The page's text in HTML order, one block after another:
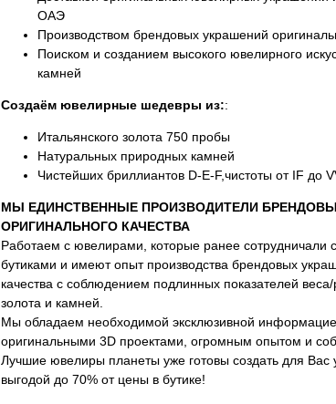
ОАЭ
Производством брендовых украшений
Поиском и созданием высокого ювелирного
камней
Создаём ювелирные шедевры из::
Итальянского золота 750 пробы
Натуральных природных камней
Чистейших бриллиантов D-E-F,чистоты от IF до
МЫ ЕДИНСТВЕННЫЕ ПРОИЗВОДИТЕЛИ
ОРИГИНАЛЬНОГО КАЧЕСТВА
Работаем с ювелирами, которые ранее
бутиками и имеют опыт производства брендовых
качества с соблюдением подлинных показателей веса/
золота и камней.
Мы обладаем необходимой эксклюзивной
оригинальными 3D проектами, огромным опытом и
Лучшие ювелиры планеты уже готовы создать для Вас
выгодой до 70% от цены в бутике!